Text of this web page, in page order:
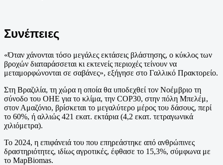
Συνέπειες
«Όταν χάνονται τόσο μεγάλες εκτάσεις βλάστησης, ο κύκλος των
βροχών διαταράσσεται κι εκτενείς περιοχές τείνουν να
μεταμορφώνονται σε σαβάνες», εξήγησε στο Γαλλικό Πρακτορείο.
Στη Βραζιλία, τη χώρα η οποία θα υποδεχθεί τον Νοέμβριο τη
σύνοδο του ΟΗΕ για το κλίμα, την COP30, στην πόλη Μπελέμ,
στον Αμαζόνιο, βρίσκεται το μεγαλύτερο μέρος του δάσους, περί
το 60%, ή αλλιώς 421 εκατ. εκτάρια (4,2 εκατ. τετραγωνικά
χιλιόμετρα).
Το 2024, η επιφάνειά του που επηρεάστηκε από ανθρώπινες
δραστηριότητες, ιδίως αγροτικές, έφθασε το 15,3%, σύμφωνα με
το MapBiomas.